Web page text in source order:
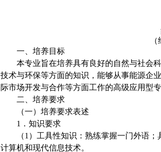
一、培养目标
本专业旨在培养具有良好的自然与社会
技术与环保等方面的知识，能够从事能源企
际市场开发与合作等方面工作的高级应用型专
二、培养要求
（一）培养要求表述
1．知识要求
（1）工具性知识：熟练掌握一门外语
计算机和现代信息技术。